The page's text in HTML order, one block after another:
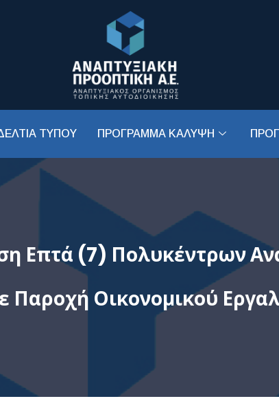
ΤΥΠΟΥ ΠΡΟΓΡΑΜΜΑ ΚΑΛΥΨΗ
Επτά (7) Πολυκέντρων
Οικονομικού